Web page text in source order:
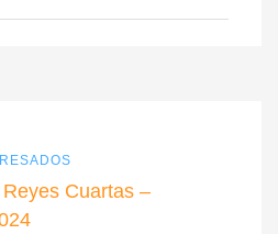
Cuartas –